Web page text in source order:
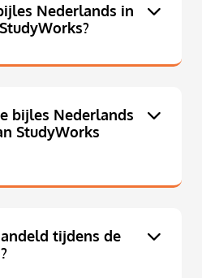
Nederlands in
bijles Nederlands
StudyWorks
tijdens de